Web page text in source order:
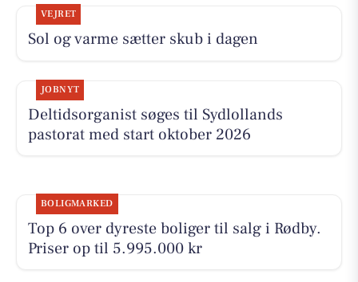
VEJRET
Sol og varme sætter skub i dagen
JOBNYT
Deltidsorganist søges til Sydlollands
pastorat med start oktober 2026
BOLIGMARKED
Top 6 over dyreste boliger til salg i Rødby.
Priser op til 5.995.000 kr